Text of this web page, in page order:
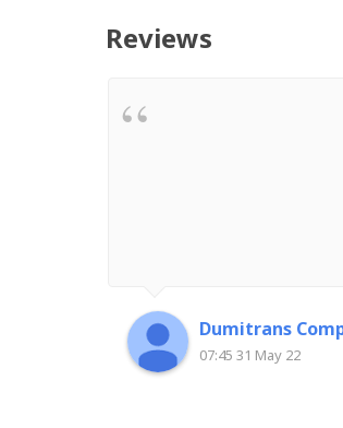
Reviews
Dumitrans
07:45 31 May 22